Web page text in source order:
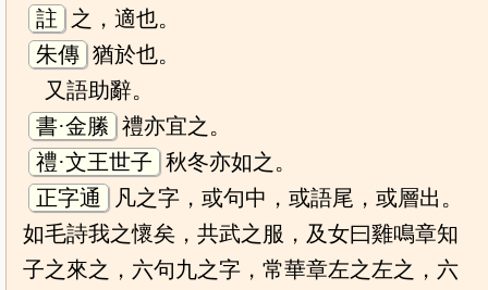
註
之，適也。
朱傳 猶於也。
又語助辭。
書·金縢 禮亦宜之。
禮·文王世子 秋冬亦如之。
正字通
凡之字，或句中，或語尾，或層出。
如毛詩我之懷矣，共武之服，及女曰雞鳴章知
子之來之，六句九之字，常華章左之左之，六